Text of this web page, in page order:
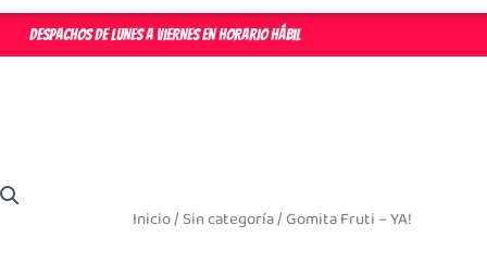
-
f
DESPACHOS DE LUNES A VIERNES EN HORARIO HÁBIL
Inicio/ Sin categoría/ Gomita Fruti – YA!